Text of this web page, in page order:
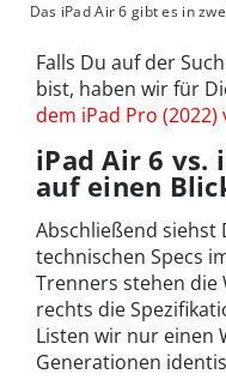
Das iPad Air 6 gibt es in
Falls Du auf der
bist, haben wir für
dem iPad Pro (2022)
iPad Air 6 vs.
auf einen
Abschließend siehst
technischen Specs
Trenners stehen die
rechts die
Listen wir nur einen
Generationen